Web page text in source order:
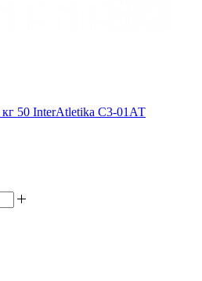
50 InterAtletika C3-01АТ